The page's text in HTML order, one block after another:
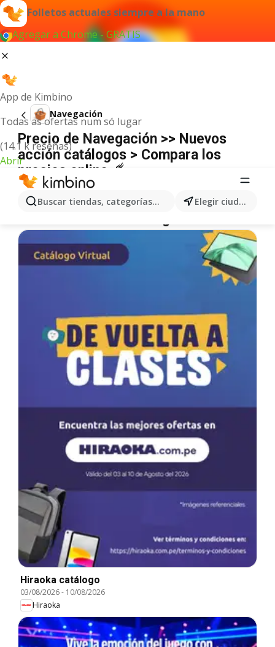
Folletos actuales siempre a la mano
Agregar a Chrome - GRATIS
App de Kimbino
Todas as ofertas num só lugar
(14.1 k reseñas)
Abrir
Buscar tiendas, categorías, productos... Elegir ciudad
Navegación
Precio de Navegación >> Nuevos
acción catálogos > Compara los
precios online ☄️
No hemos encontrado resultados para este
término.
Hiraoka catálogo
03/08/2026- 10/08/2026
Hiraoka